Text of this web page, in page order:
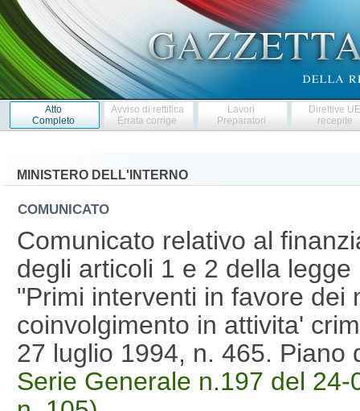
Atto
Completo
Avviso di rettifica
Errata corrige
Lavori
Preparatori
Direttive
recepite
MINISTERO DELL'INTERNO
COMUNICATO
Comunicato relativo al
degli articoli 1 e 2 della
"Primi interventi in favore dei
coinvolgimento in attivita'
27 luglio 1994, n. 465.
Serie Generale n.197 del